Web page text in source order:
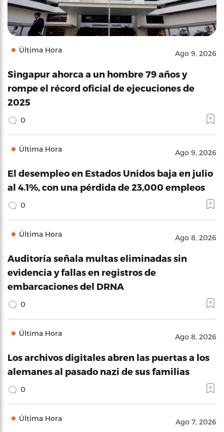
Última Hora Ago 9, 2026
Singapur ahorca a un hombre 79 años y
rompe el récord oficial de ejecuciones de
2025
0
Última Hora Ago 9, 2026
El desempleo en Estados Unidos baja en julio
al 4.1%, con una pérdida de 23,000 empleos
0
Última Hora Ago 8, 2026
Auditoría señala multas eliminadas sin
evidencia y fallas en registros de
embarcaciones del DRNA
0
Última Hora Ago 8, 2026
Los archivos digitales abren las puertas a los
alemanes al pasado nazi de sus familias
0
Última Hora Ago 7, 2026